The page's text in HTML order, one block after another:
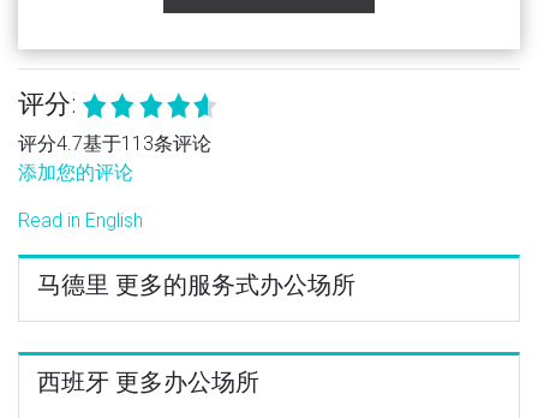
评分:
评分4.7基于113条评论
添加您的评论
Read in English
马德里 更多的服务式办公场所
西班牙 更多办公场所